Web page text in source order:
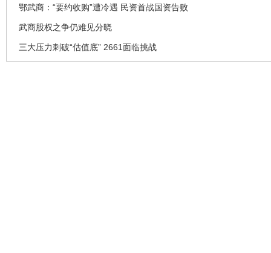
鄂武商：“要约收购”遭冷遇 民资首战国资告败
武商股权之争仍难见分晓
三大压力刺破“估值底” 2661面临挑战